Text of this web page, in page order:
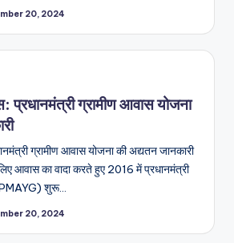
20, 2024
प्रधानमंत्री ग्रामीण आवास योजना
ग्रामीण आवास योजना की अद्यतन जानकारी
आवास का वादा करते हुए 2016 में प्रधानमंत्री
शुरू…
20, 2024